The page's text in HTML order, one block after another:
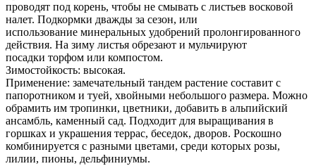
проводят под корень, чтобы не смывать с листьев восковой
налет. Подкормки дважды за сезон, или
использование минеральных удобрений пролонгированного
действия. На зиму листья обрезают и мульчируют
посадки торфом или компостом.
Зимостойкость: высокая.
Применение: замечательный тандем растение составит с
папоротником и туей, хвойными небольшого размера. Можно
обрамить им тропинки, цветники, добавить в альпийский
ансамбль, каменный сад. Подходит для выращивания в
горшках и украшения террас, беседок, дворов. Роскошно
комбинируется с разными цветами, среди которых розы,
лилии, пионы, дельфиниумы.